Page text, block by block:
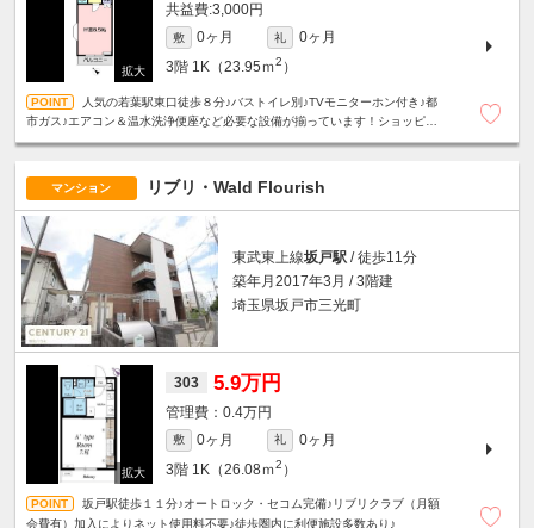
3,000円
敷 0ヶ月 礼
0ヶ月
3階 1K（23.95ｍ2 ）
人気の若葉駅東口徒歩８分♪バストイレ別♪TVモニターホン付き♪都
市ガス♪エアコン＆温水洗浄便座など必要な設備が揃っています！ショッピン
マンション リブリ・Wald Flourish
東武東上線坂戸駅 / 徒歩11分
築年月2017年3月 / 3階建
埼玉県坂戸市三光町
303 5.9万円
0.4万円
敷 0ヶ月 礼
0ヶ月
3階 1K（26.08ｍ2 ）
坂戸駅徒歩１１分♪オートロック・セコム完備♪リブリクラブ（月額
会費有）加入によりネット使用料不要♪徒歩圏内に利便施設多数あり♪